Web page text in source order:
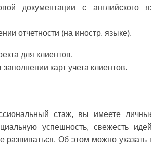
документации с английского
отчетности (на иностр. языке).
для клиентов.
карт учета клиентов.
стаж, вы имеете
успешность, свежесть
развиваться. Об этом можно указать